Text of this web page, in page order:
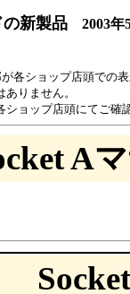
の新製品 2003年
各ショップ店頭での
りません。
ョップ店頭にてご確
A